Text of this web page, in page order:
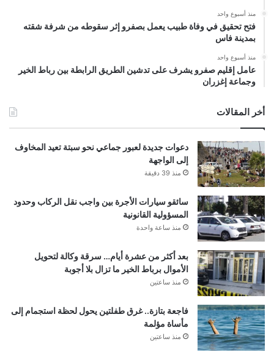
منذ أسبوع واحد
فتح تحقيق في وفاة طبيب يعمل بصفرو إثر سقوطه من شرفة شقته
بمدينة فاس
منذ أسبوع واحد
عامل إقليم صفرو يشرف على تدشين الطريق الرابطة بين رباط الخير
وجماعة إغزران
أخر المقالات
دعوات جديدة لعبور جماعي نحو سبتة تعيد المخاوف
إلى الواجهة
منذ 39 دقيقة
سائقو سيارات الأجرة بين واجب نقل الركاب وحدود
المسؤولية القانونية
منذ ساعة واحدة
بعد أكثر من عشرة أيام… سرقة وكالة لتحويل
الأموال برباط الخير ما تزال بلا أجوبة
منذ ساعتين
فاجعة بتازة.. غرق طفلتين يحول لحظة استجمام إلى
مأساة مؤلمة
منذ ساعتين